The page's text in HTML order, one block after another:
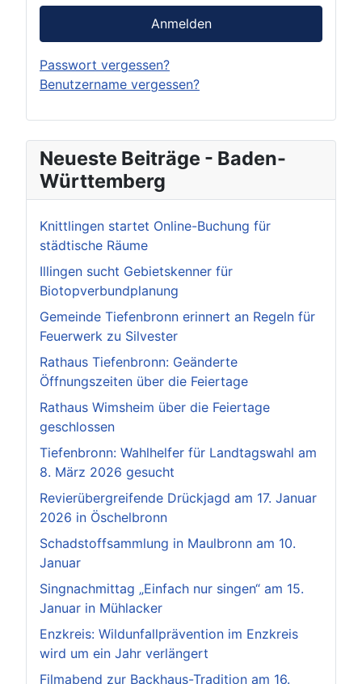
Anmelden
Passwort vergessen?
Benutzername vergessen?
Neueste Beiträge - Baden-
Württemberg
Knittlingen startet Online-Buchung für
städtische Räume
Illingen sucht Gebietskenner für
Biotopverbundplanung
Gemeinde Tiefenbronn erinnert an Regeln für
Feuerwerk zu Silvester
Rathaus Tiefenbronn: Geänderte
Öffnungszeiten über die Feiertage
Rathaus Wimsheim über die Feiertage
geschlossen
Tiefenbronn: Wahlhelfer für Landtagswahl am
8. März 2026 gesucht
Revierübergreifende Drückjagd am 17. Januar
2026 in Öschelbronn
Schadstoffsammlung in Maulbronn am 10.
Januar
Singnachmittag „Einfach nur singen“ am 15.
Januar in Mühlacker
Enzkreis: Wildunfallprävention im Enzkreis
wird um ein Jahr verlängert
Filmabend zur Backhaus-Tradition am 16.